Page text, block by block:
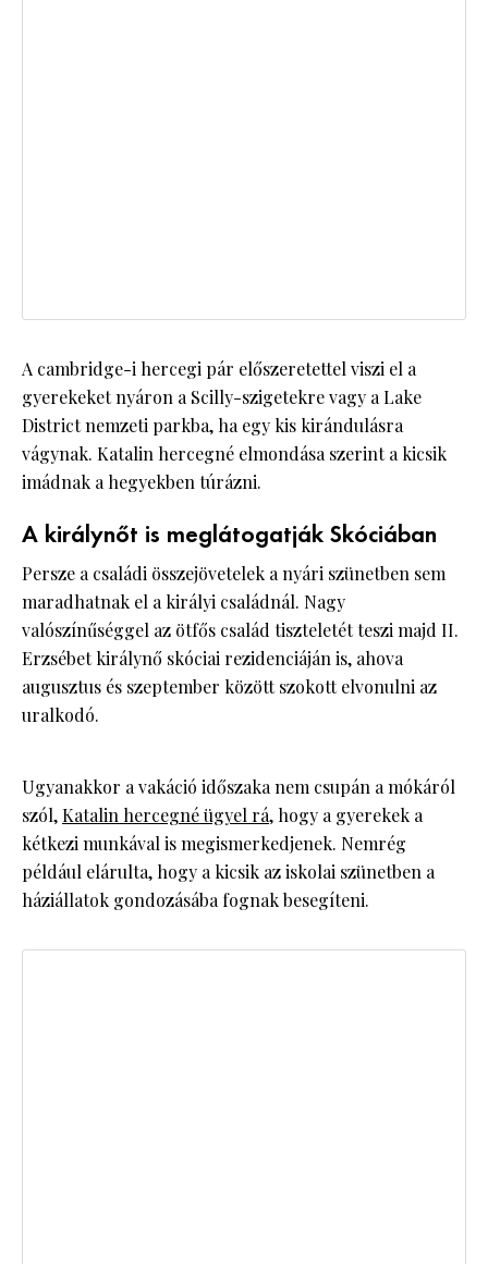
A cambridge-i hercegi pár előszeretettel viszi el a
gyerekeket nyáron a Scilly-szigetekre vagy a Lake
District nemzeti parkba, ha egy kis kirándulásra
vágynak. Katalin hercegné elmondása szerint a kicsik
imádnak a hegyekben túrázni.
A királynőt is meglátogatják Skóciában
Persze a családi összejövetelek a nyári szünetben sem
maradhatnak el a királyi családnál. Nagy
valószínűséggel az ötfős család tiszteletét teszi majd II.
Erzsébet királynő skóciai rezidenciáján is, ahova
augusztus és szeptember között szokott elvonulni az
uralkodó.
Ugyanakkor a vakáció időszaka nem csupán a mókáról
szól,Katalin hercegné ügyel rá, hogy a gyerekek a
kétkezi munkával is megismerkedjenek. Nemrég
például elárulta, hogy a kicsik az iskolai szünetben a
háziállatok gondozásába fognak besegíteni.